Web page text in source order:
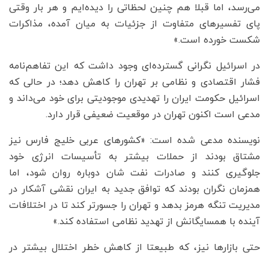
می‌رسد، اما قبلا هم چنین لحظاتی را دیده‌ایم و هر بار وقتی
پای تفسیرهای متفاوت از جزئیات به میان آمده، مذاکرات
شکست خورده است.»
در اسرائیل نگرانی گسترده‌ای وجود داشت که این تفاهم‌نامه
فشار اقتصادی و نظامی بر تهران را کاهش دهد؛ در حالی که
اسرائیل حکومت ایران را تهدیدی موجودیتی برای خود می‌داند و
مدعی است اکنون تهران در موقعیت ضعیفی قرار دارد.
نویسنده مدعی شده است: «کشورهای عربی خلیج فارس نیز
مشتاق بودند از حملات بیشتر به تأسیسات انرژی خود
جلوگیری کنند و صادرات نفت شان دوباره روان شود، اما
همزمان نگران بودند که توافق جدید به ایران نقشی آشکار در
مدیریت تنگه هرمز بدهد و تهران را جسورتر کند تا در اختلافات
آینده با همسایگانش از تهدید نظامی استفاده کند.»
حتی بازارها نیز، که طبیعتا از کاهش خطر اختلال بیشتر در